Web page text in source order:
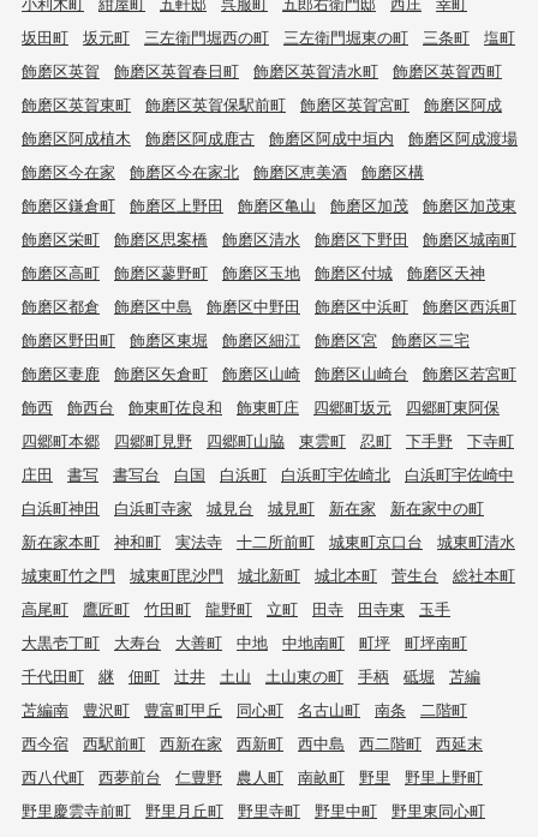
坂田町
坂元町 三左衛門堀西の町 三左衛門堀東の町 三条町
塩町
飾磨区英賀
飾磨区英賀春日町 飾磨区英賀清水町
飾磨区英賀西町
飾磨区英賀東町
飾磨区英賀保駅前町 飾磨区英賀宮町
飾磨区阿成
飾磨区阿成植木
飾磨区阿成鹿古 飾磨区阿成中垣内
飾磨区阿成渡場
飾磨区今在家
飾磨区今在家北 飾磨区恵美酒
飾磨区構
飾磨区鎌倉町
飾磨区上野田 飾磨区亀山 飾磨区加茂
飾磨区加茂東
飾磨区栄町
飾磨区思案橋 飾磨区清水 飾磨区下野田
飾磨区城南町
飾磨区高町
飾磨区蓼野町 飾磨区玉地 飾磨区付城
飾磨区天神
飾磨区都倉
飾磨区中島 飾磨区中野田 飾磨区中浜町
飾磨区西浜町
飾磨区野田町
飾磨区東堀 飾磨区細江 飾磨区宮
飾磨区三宅
飾磨区妻鹿
飾磨区矢倉町 飾磨区山崎 飾磨区山崎台
飾磨区若宮町
飾西
飾西台 飾東町佐良和 飾東町庄 四郷町坂元
四郷町東阿保
四郷町本郷
四郷町見野 四郷町山脇 東雲町 忍町 下手野
下寺町
庄田
書写 書写台 白国 白浜町 白浜町宇佐崎北
白浜町宇佐崎中
白浜町神田
白浜町寺家 城見台 城見町 新在家
新在家中の町
新在家本町
神和町 実法寺 十二所前町 城東町京口台
城東町清水
城東町竹之門
城東町毘沙門 城北新町 城北本町 菅生台
総社本町
高尾町
鷹匠町 竹田町 龍野町 立町 田寺 田寺東
玉手
大黒壱丁町
大寿台 大善町 中地 中地南町 町坪
町坪南町
千代田町
継 佃町 辻井 土山 土山東の町 手柄 砥堀
苫編
苫編南
豊沢町 豊富町甲丘 同心町 名古山町 南条
二階町
西今宿
西駅前町 西新在家 西新町 西中島 西二階町
西延末
西八代町
西夢前台 仁豊野 農人町 南畝町 野里
野里上野町
野里慶雲寺前町
野里月丘町 野里寺町 野里中町
野里東同心町